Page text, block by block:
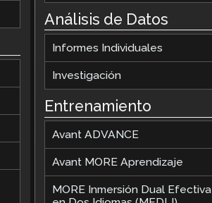
Análisis de Datos
Informes Individuales
Investigación
Entrenamiento
Avant ADVANCE
Avant MORE Aprendizaje
MORE Inmersión Dual Efectiva